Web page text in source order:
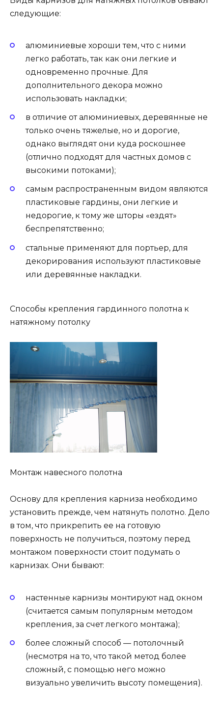
следующие:
алюминиевые хороши тем, что с ними
легко работать, так как они легкие и
одновременно прочные. Для
дополнительного декора можно
использовать накладки;
в отличие от алюминиевых, деревянные не
только очень тяжелые, но и дорогие,
однако выглядят они куда роскошнее
(отлично подходят для частных домов с
высокими потоками);
самым распространенным видом являются
пластиковые гардины, они легкие и
недорогие, к тому же шторы «ездят»
беспрепятственно;
стальные применяют для портьер, для
декорирования используют пластиковые
или деревянные накладки.
Способы крепления гардинного полотна к
натяжному потолку
Монтаж навесного полотна
Основу для крепления карниза необходимо
установить прежде, чем натянуть полотно. Дело
в том, что прикрепить ее на готовую
поверхность не получиться, поэтому перед
монтажом поверхности стоит подумать о
карнизах. Они бывают:
настенные карнизы монтируют над окном
(считается самым популярным методом
крепления, за счет легкого монтажа);
более сложный способ — потолочный
(несмотря на то, что такой метод более
сложный, с помощью него можно
визуально увеличить высоту помещения).